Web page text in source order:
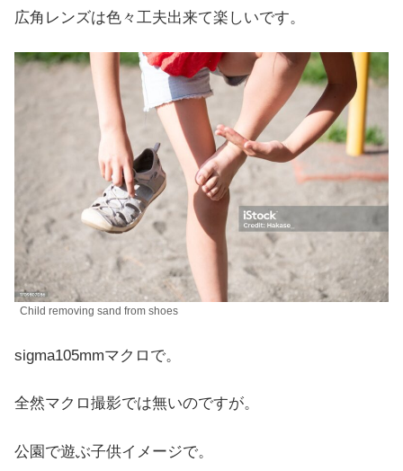
広角レンズは色々工夫出来て楽しいです。
Child removing sand from shoes
sigma105mmマクロで。
全然マクロ撮影では無いのですが。
公園で遊ぶ子供イメージで。